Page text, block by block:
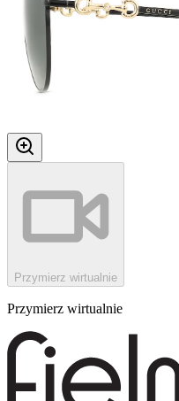
Przymierz wirtualnie
Przymierz wirtualnie